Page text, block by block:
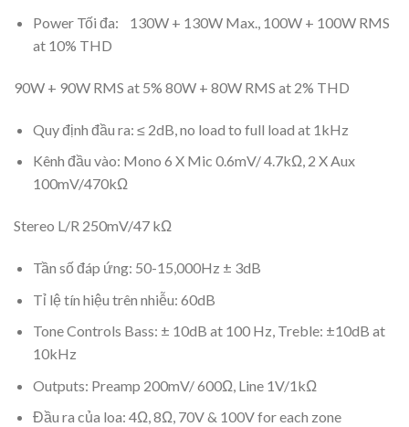
Power Tối đa: 130W + 130W Max., 100W + 100W RMS
at 10% THD
90W + 90W RMS at 5% 80W + 80W RMS at 2% THD
Quy định đầu ra: ≤ 2dB, no load to full load at 1kHz
Kênh đầu vào: Mono 6 X Mic 0.6mV/ 4.7kΩ, 2 X Aux
100mV/470kΩ
Stereo L/R 250mV/47 kΩ
Tần số đáp ứng: 50-15,000Hz ± 3dB
Tỉ lệ tín hiệu trên nhiễu: 60dB
Tone Controls Bass: ± 10dB at 100 Hz, Treble: ±10dB at
10kHz
Outputs: Preamp 200mV/ 600Ω, Line 1V/1kΩ
Đầu ra của loa: 4Ω, 8Ω, 70V & 100V for each zone